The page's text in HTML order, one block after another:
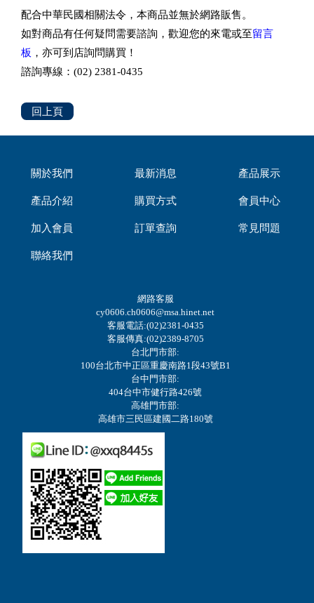
配合中華民國相關法令，本商品並無於網路販售。
如對商品有任何疑問需要諮詢，歡迎您的來電或至留言
板 ，亦可到店詢問購買！
諮詢專線：(02) 2381-0435
回上頁
關於我們 最新消息 產品展示
產品介紹 購買方式 會員中心
加入會員 訂單查詢 常見問題
聯絡我們
網路客服
cy0606.ch0606@msa.hinet.net
客服電話:(02)2381-0435
客服傳真:(02)2389-8705
台北門市部:
100台北市中正區重慶南路1段43號B1
台中門市部:
404台中市健行路426號
高雄門市部:
高雄市三民區建國二路180號